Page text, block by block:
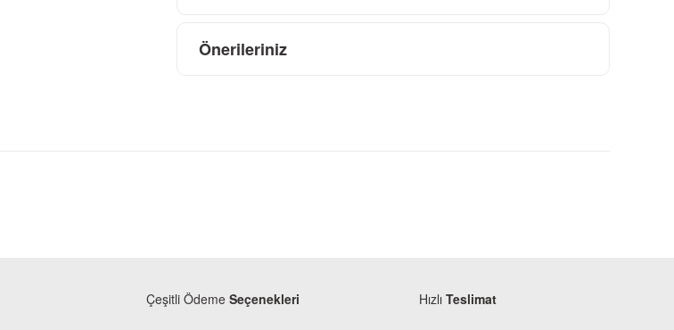
Önerileriniz
Çeşitli Ödeme Seçenekleri Hızlı Teslimat